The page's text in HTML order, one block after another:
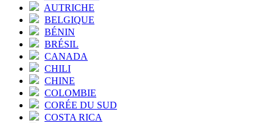
AUTRICHE
BELGIQUE
BÉNIN
BRÉSIL
CANADA
CHILI
CHINE
COLOMBIE
CORÉE DU SUD
COSTA RICA